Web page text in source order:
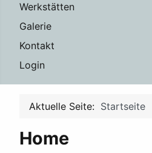
Werkstätten
Galerie
Kontakt
Login
Aktuelle Seite: Startseite
Home